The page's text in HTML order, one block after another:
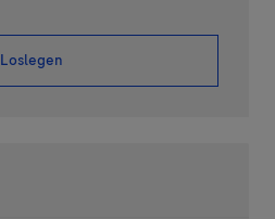
Loslegen